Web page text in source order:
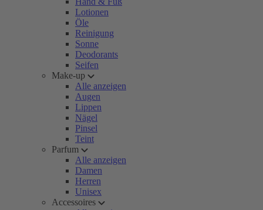
Lotionen
Öle
Reinigung
Sonne
Deodorants
Seifen
Make-up
Alle anzeigen
Augen
Lippen
Nägel
Pinsel
Teint
Parfum
Alle anzeigen
Damen
Herren
Unisex
Accessoires